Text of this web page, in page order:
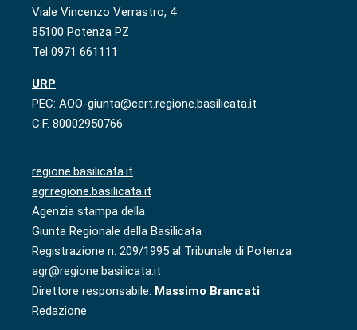
Viale Vincenzo Verrastro, 4
85100 Potenza PZ
Tel 0971 661111
URP
PEC: AOO-giunta@cert.regione.basilicata.it
C.F. 80002950766
regione.basilicata.it
agr.regione.basilicata.it
Agenzia stampa della
Giunta Regionale della Basilicata
Registrazione n. 209/1995 al Tribunale di Potenza
agr@regione.basilicata.it
Direttore responsabile: Massimo Brancati
Redazione